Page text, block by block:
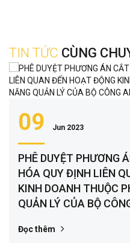
TIN TỨC CÙNG
09 Jun 2023
PHÊ DUYỆT PHƯƠNG
HÓA QUY ĐỊNH LIÊN
KINH DOANH THUỘC
QUẢN LÝ CỦA BỘ
Đọc thêm